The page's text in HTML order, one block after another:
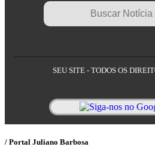
SEU SITE - TODOS OS
/ Portal Juliano Barbosa